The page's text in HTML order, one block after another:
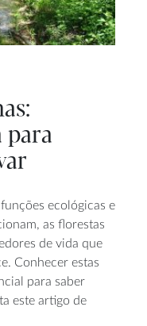
para
ecológicas e
as florestas
de vida que
Conhecer estas
para saber
este artigo de